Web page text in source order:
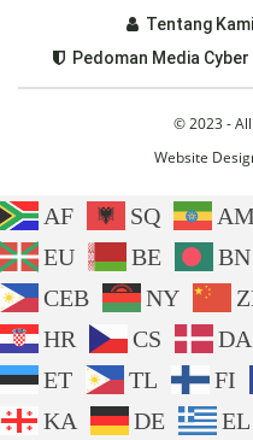
Tentang Kami
Pedoman Media Cyber
© 2023 -
Website
AF SQ AM
EU
BE BN
CEB
NY
HR
CS DA
ET
TL FI
KA
DE EL